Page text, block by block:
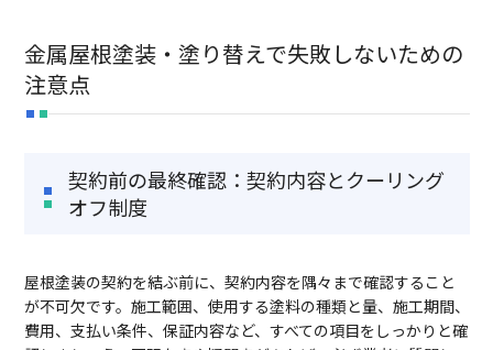
金属屋根塗装・塗り替えで失敗しないための
注意点
契約前の最終確認：契約内容とクーリング
オフ制度
屋根塗装の契約を結ぶ前に、契約内容を隅々まで確認すること
が不可欠です。施工範囲、使用する塗料の種類と量、施工期間、
費用、支払い条件、保証内容など、すべての項目をしっかりと確